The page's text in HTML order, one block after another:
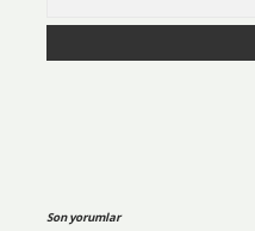
Son yorumlar